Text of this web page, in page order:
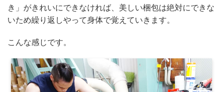
き」がきれいにできなければ、美しい梱包は絶対にできな
いため繰り返しやって身体で覚えていきます。
こんな感じです。